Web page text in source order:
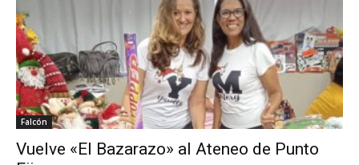
Falcón
Vuelve «El Bazarazo» al Ateneo de Punto